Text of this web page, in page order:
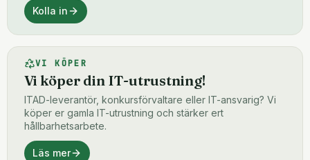
Kolla in
VI KÖPER
Vi köper din IT-utrustning!
ITAD-leverantör, konkursförvaltare eller IT-ansvarig? Vi
köper er gamla IT-utrustning och stärker ert
hållbarhetsarbete.
Läs mer